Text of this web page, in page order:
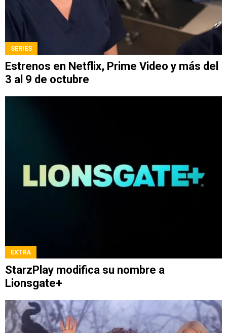
SERIES
Estrenos en Netflix, Prime Video y más del
3 al 9 de octubre
EXTRA
StarzPlay modifica su nombre a
Lionsgate+